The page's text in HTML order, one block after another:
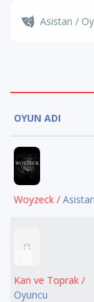
Asistan /
OYUN ADI
Woyzeck / Asistan
Kan ve Toprak /
Oyuncu